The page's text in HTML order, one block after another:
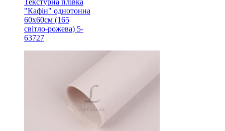
Текстурна плівка
"Кафін" однотонна
60х60см (165
світло-рожева) 5-
63727